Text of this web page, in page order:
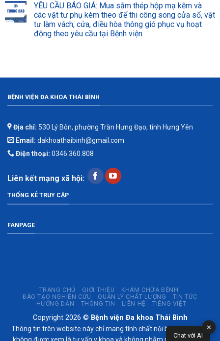
YÊU CẦU BÁO GIÁ: Mua sắm thép hộp mạ kẽm và
các vật tư phụ kèm theo để thi công song cửa sổ, vật
tư làm vách, cửa, điều hòa thông gió phục vụ hoạt
động theo yêu cầu tại Bệnh viện.
BỆNH VIỆN ĐA KHOA THÁI BÌNH
Địa chỉ: 530 Lý Bôn, phường Trần Hưng Đạo, tỉnh Hưng Yên
Email: dakhoathaibinh@gmail.com
Điện thoại: 0346.360.808
Liên kết mạng xã hội:
THỐNG KÊ TRUY CẬP
FANPAGE
TRANG CHỦ GIỚI THIỆU
KHÁM CHỮA BỆNH
ĐÀO TẠO NGHIÊN CỨU
QUẢN LÝ CHẤT LƯỢNG
TIN TỨC
HƯỚNG DẪN
THÔNG TIN LIÊN HỆ TIẾNG VIỆT
Copyright 2026 © Bệnh viện Đa khoa Thái Bình
Thông tin trên website này chỉ mang tính chất nội bộ tham khảo;✕
Chat với AI